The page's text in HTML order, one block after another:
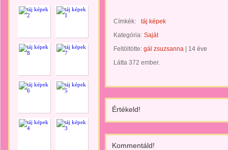
Címkék:
táj képek
Kategória: Saját
Feltöltötte: gál zsuzsanna
14 éve
Látta 372 ember.
Értékeld!
Kommentáld!